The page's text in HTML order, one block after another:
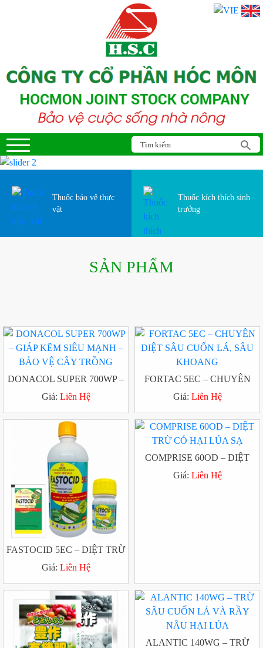
Thuốc bảo vệ thực
vật
Thuốc kích thích sinh
trưởng
SẢN PHẨM
DONACOL SUPER 700WP –
GIÁP KẼM SIÊU MẠNH –
Giá: Liên Hệ
FORTAC 5EC – CHUYÊN
DIỆT SÂU CUỐN LÁ, SÂU
Giá: Liên Hệ
FASTOCID 5EC – DIỆT TRỪ
SÂU CUỐN LÁ HẠI LÚA,
LANG, BỌ XÍT MUỖI HẠI
ĐIỀU
Giá: Liên Hệ
COMPRISE 60OD – DIỆT
TRỪ CỎ HẠI LÚA SẠ
Giá: Liên Hệ
ALANTIC 140WG – TRỪ